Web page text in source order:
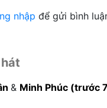
nhập để gửi bình
& Minh Phúc (trước